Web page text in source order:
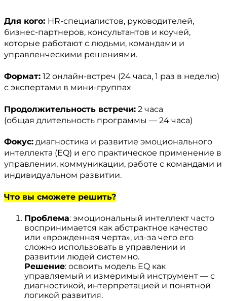
Для кого: HR-специалистов, руководителей,
бизнес-партнеров, консультантов и коучей,
которые работают с людьми, командами и
управленческими решениями.
Формат: 12 онлайн-встреч (24 часа, 1 раз в неделю)
с экспертами в мини-группах
Продолжительность встречи: 2 часа
(общая длительность программы — 24 часа)
Фокус: диагностика и развитие эмоционального
интеллекта (EQ) и его практическое применение в
управлении, коммуникации, работе с командами и
индивидуальном развитии.
Что вы сможете решить?
Проблема: эмоциональный интеллект часто
воспринимается как абстрактное качество
или «врожденная черта», из-за чего его
сложно использовать в управлении и
развитии людей системно.
Решение: освоить модель EQ как
управляемый и измеримый инструмент — с
диагностикой, интерпретацией и понятной
логикой развития.